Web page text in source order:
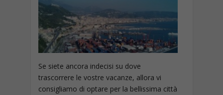
Se siete ancora indecisi su dove
trascorrere le vostre vacanze, allora vi
consigliamo di optare per la bellissima città